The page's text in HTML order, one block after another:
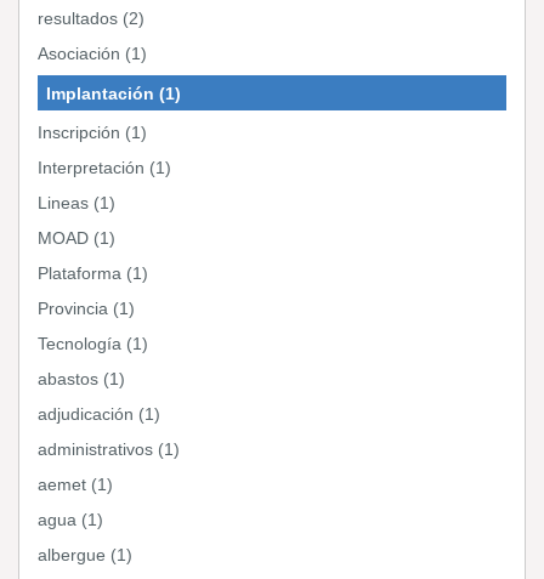
resultados (2)
Asociación (1)
Implantación (1)
Inscripción (1)
Interpretación (1)
Lineas (1)
MOAD (1)
Plataforma (1)
Provincia (1)
Tecnología (1)
abastos (1)
adjudicación (1)
administrativos (1)
aemet (1)
agua (1)
albergue (1)